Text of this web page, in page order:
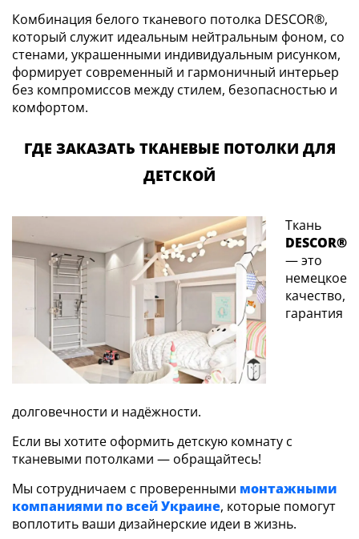
Комбинация белого тканевого потолка DESCOR®,
который служит идеальным нейтральным фоном, со
стенами, украшенными индивидуальным рисунком,
формирует современный и гармоничный интерьер
без компромиссов между стилем, безопасностью и
комфортом.
ГДЕ ЗАКАЗАТЬ ТКАНЕВЫЕ ПОТОЛКИ ДЛЯ
ДЕТСКОЙ
Ткань
DESCOR®
— это
немецкое
качество,
гарантия
долговечности и надёжности.
Если вы хотите оформить детскую комнату с
тканевыми потолками — обращайтесь!
Мы сотрудничаем с проверенными монтажными
компаниями по всей Украине, которые помогут
воплотить ваши дизайнерские идеи в жизнь.